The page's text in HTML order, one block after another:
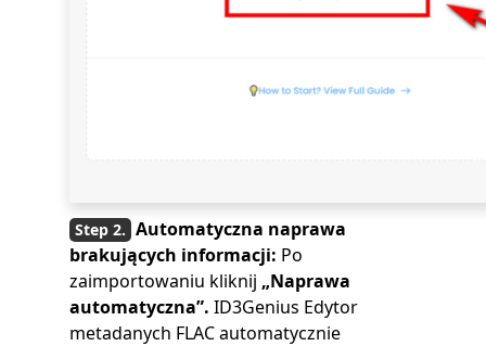
Automatyczna naprawa
brakujących informacji: Po
zaimportowaniu kliknij „Naprawa
automatyczna”. ID3Genius Edytor
metadanych FLAC automatycznie